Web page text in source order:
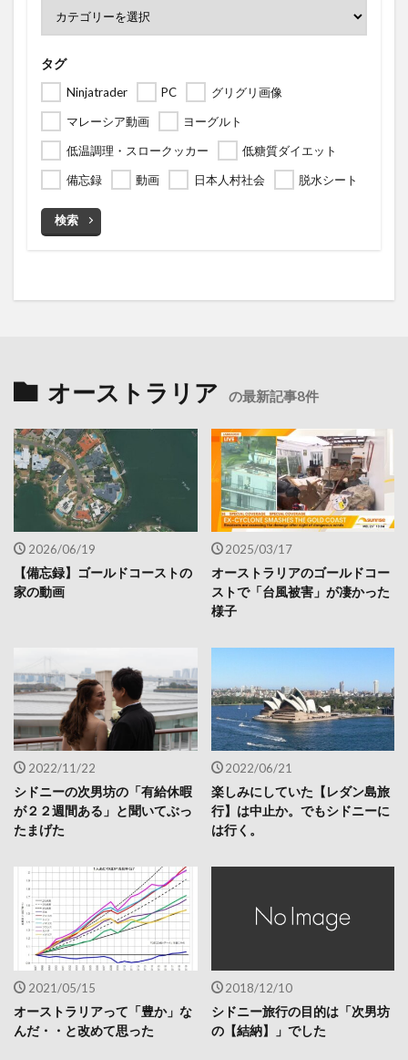
タグ
Ninjatrader PC
グリグリ画像
マレーシア動画
ヨーグルト
低温調理・スロークッカー
低糖質ダイエット
備忘録
動画 日本人村社会 脱水シート
検索
オーストラリア の最新記事8件
2026/06/19
【備忘録】ゴールドコーストの
家の動画
2025/03/17
オーストラリアのゴールドコー
ストで「台風被害」が凄かった
様子
2022/11/22
シドニーの次男坊の「有給休暇
が２２週間ある」と聞いてぶっ
たまげた
2022/06/21
楽しみにしていた【レダン島旅
行】は中止か。でもシドニーに
は行く。
2021/05/15
オーストラリアって「豊か」な
んだ・・と改めて思った
2018/12/10
シドニー旅行の目的は「次男坊
の【結納】」でした